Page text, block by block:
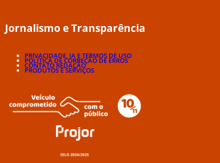
Jornalismo e Transparência
PRIVACIDADE, IA E TERMOS DE USO
POLÍTICA DE CORREÇÃO DE ERROS
CONTATO REDAÇÃO
PRODUTOS E SERVIÇOS